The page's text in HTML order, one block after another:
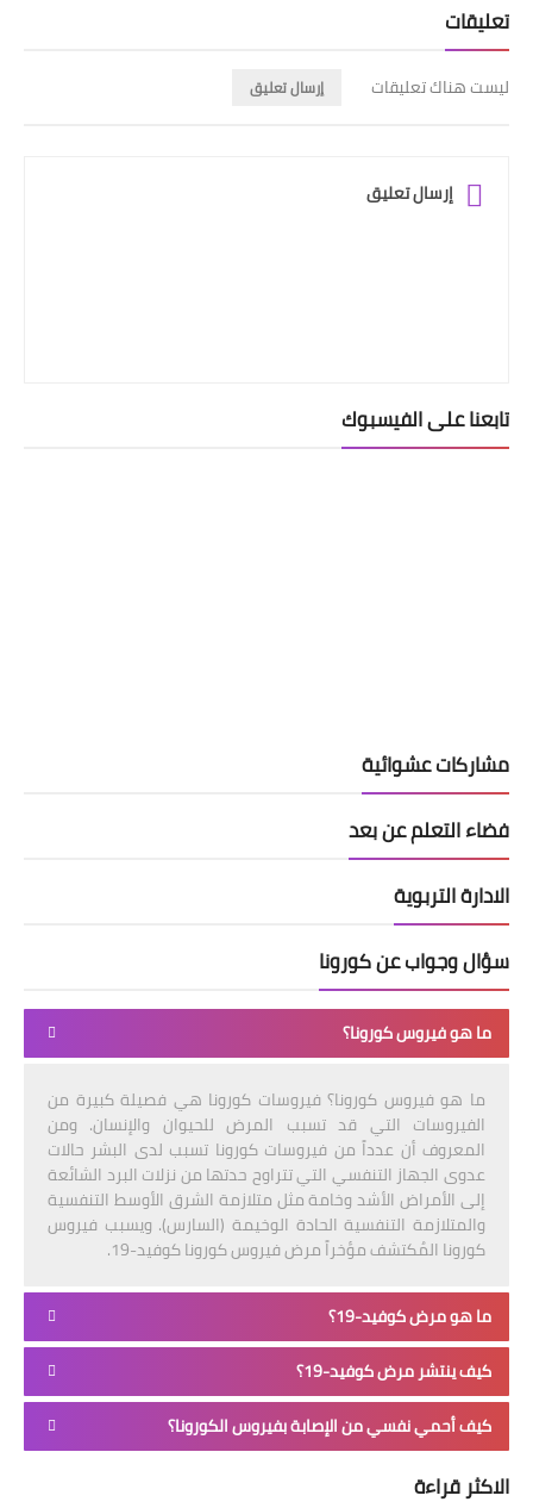
تعليقات
ليست هناك تعليقات إرسال تعليق
إرسال تعليق
تابعنا على الفيسبوك
مشاركات عشوائية
فضاء التعلم عن بعد
الادارة التربوية
سؤال وجواب عن كورونا
ما هو فيروس كورونا؟
ما هو فيروس كورونا؟ فيروسات كورونا هي فصيلة كبيرة من
الفيروسات التي قد تسبب المرض للحيوان والإنسان. ومن
المعروف أن عدداً من فيروسات كورونا تسبب لدى البشر حالات
عدوى الجهاز التنفسي التي تتراوح حدتها من نزلات البرد الشائعة
إلى الأمراض الأشد وخامة مثل متلازمة الشرق الأوسط التنفسية
والمتلازمة التنفسية الحادة الوخيمة (السارس). ويسبب فيروس
كورونا المُكتشف مؤخراً مرض فيروس كورونا كوفيد-19.
ما هو مرض كوفيد-19؟
كيف ينتشر مرض كوفيد-19؟
كيف أحمي نفسي من الإصابة بفيروس الكورونا؟
الاكثر قراءة